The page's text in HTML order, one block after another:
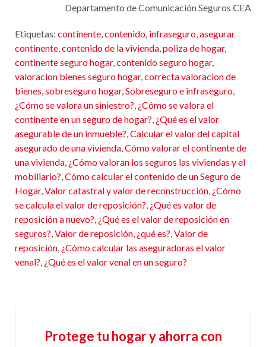
Departamento de Comunicación Seguros CEA
Etiquetas: continente,contenido, infraseguro,asegurar
continente,contenido de la vivienda,poliza de hogar,
continente seguro hogar,contenido seguro hogar,
valoracion bienes seguro hogar,correcta valoracion de
bienes,sobreseguro hogar,Sobreseguro e infraseguro,
¿Cómo se valora un siniestro?, ¿Cómo se valora el
continente en un seguro de hogar?, ¿Qué es el valor
asegurable de un inmueble?,Calcular el valor del capital
asegurado de una vivienda,Cómo valorar el continente de
una vivienda, ¿Cómo valoran los seguros las viviendas y el
mobiliario?,Cómo calcular el contenido de un Seguro de
Hogar,Valor catastral y valor de reconstrucción, ¿Cómo
se calcula el valor de reposición?, ¿Qué es valor de
reposición a nuevo?, ¿Qué es el valor de reposición en
seguros?,Valor de reposición, ¿qué es?,Valor de
reposición, ¿Cómo calcular las aseguradoras el valor
venal?, ¿Qué es el valor venal en un seguro?
Protege tu hogar y ahorra con